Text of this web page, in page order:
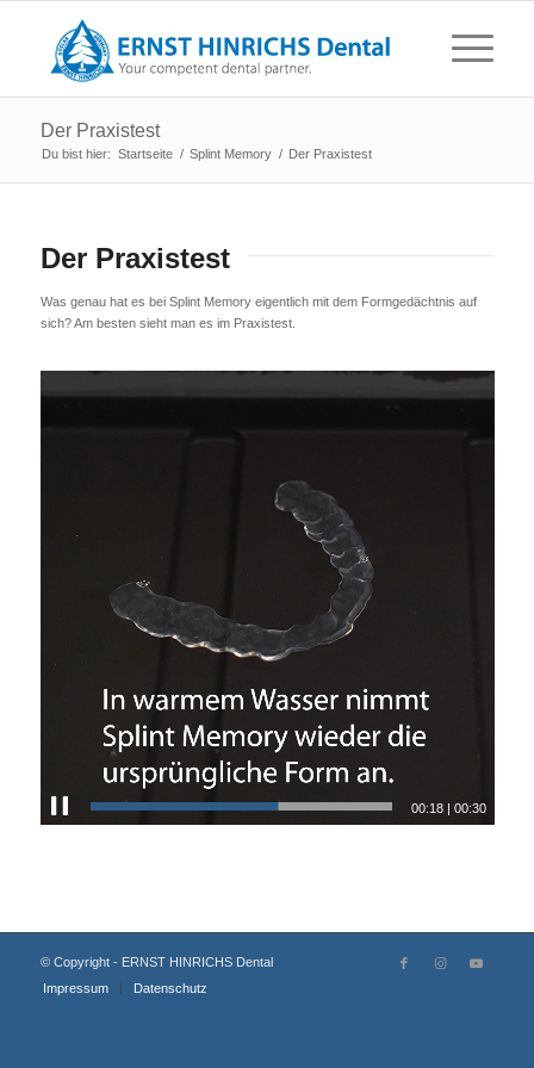
Der Praxistest
Du bist hier: Startseite / Splint Memory / Der Praxistest
Der Praxistest
Was genau hat es bei Splint Memory eigentlich mit dem Formgedächtnis auf
sich? Am besten sieht man es im Praxistest.
00:18 |00:30
© Copyright - ERNST HINRICHS Dental
Impressum
Datenschutz